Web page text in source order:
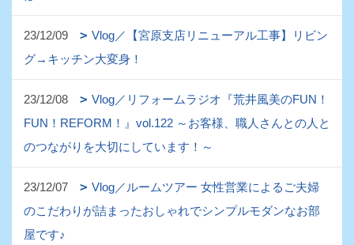
23/12/09
Vlog／【宮原支店リニューアル工事】リビン
グ→キッチン大変身！
23/12/08
Vlog／リフォームラジオ『荒井風美のFUN！
FUN！REFORM！』vol.122 ～お客様、職人さんとの人と
のつながりを大切にしています！～
23/12/07
Vlog／ルームツアー 女性営業によるご夫婦
のこだわりが詰まったおしゃれでシンプルモダンなお部
屋です♪